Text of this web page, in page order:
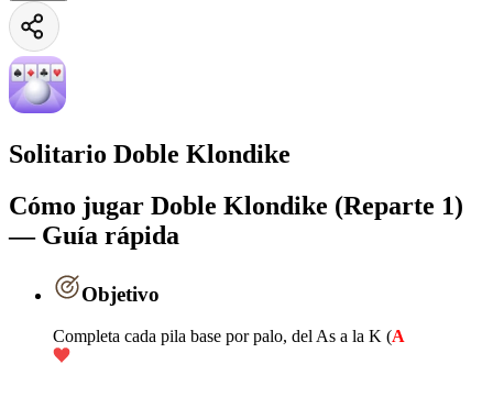
Solitario Doble Klondike
Cómo jugar Doble Klondike (Reparte 1)
— Guía rápida
Objetivo
Completa cada pila base por palo, del As a la K (A